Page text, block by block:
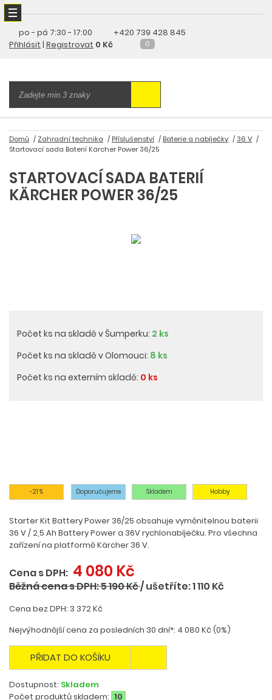
po - pá 7:30 - 17:00
+420 739 428 845
Přihlásit | Registrovat 0 Kč 0
Domů Zahradní technika Příslušenství Baterie a nabíječky
36 V
Startovací sada Baterií Kärcher Power 36/25
STARTOVACÍ SADA BATERIÍ
KÄRCHER POWER 36/25
Počet ks na skladě v Šumperku: 2 ks
Počet ks na skladě v Olomouci: 8 ks
Počet ks na externím skladě: 0 ks
-21 % Doporučujeme Skladem Hobby
Starter Kit Battery Power 36/25 obsahuje vyměnitelnou baterii
36 V / 2,5 Ah Battery Power a 36V rychlonabíječku. Pro všechna
zařízení na platformě Kärcher 36 V.
Cena s DPH: 4 080 Kč
Běžná cena s DPH: 5 190 Kč/ušetříte: 1 110 Kč
Cena bez DPH: 3 372 Kč
Nejvýhodnější cena za posledních 30 dní*: 4 080 Kč (0%)
PŘIDAT DO KOŠÍKU
Dostupnost: Skladem
Počet produktů skladem: 10